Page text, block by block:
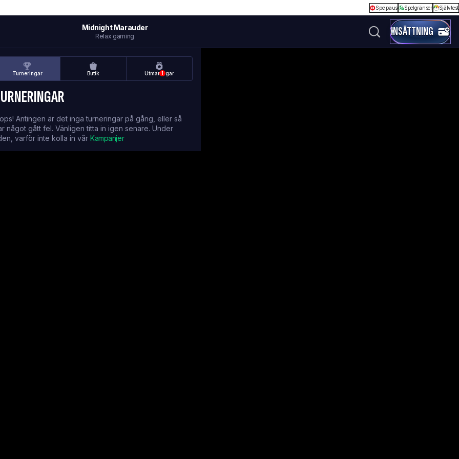
Spelpaus Spelgränser Självtest
Midnight Marauder
Relax gaming INSÄTTNING
Turneringar Butik 1
Utmaningar
Antingen är det inga turneringar på gång, eller så
något gått fel. Vänligen titta in igen senare. Under
varför inte kolla in vår Kampanjer